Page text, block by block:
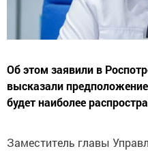
Об этом заявили в
высказали
будет наиболее
Заместитель главы